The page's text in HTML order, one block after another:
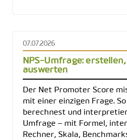
07.07.2026
NPS-Umfrage:
auswerten
Der Net Promoter Score
mit einer einzigen Frage.
berechnest und
Umfrage – mit Formel,
Rechner, Skala,